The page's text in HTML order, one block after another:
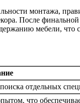
монтажа,
После
мебели, что
отдельных
что